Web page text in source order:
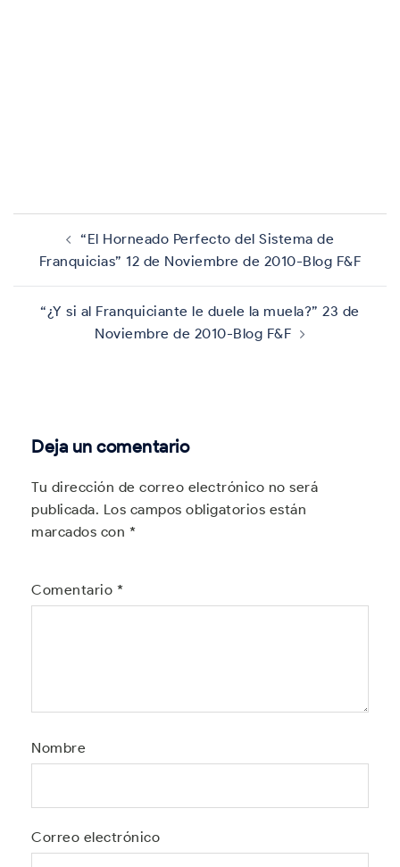
Navegación
entradas
“El Horneado Perfecto del Sistema de
Franquicias” 12 de Noviembre de 2010-Blog F&F
“¿Y si al Franquiciante le duele la muela?” 23 de
Noviembre de 2010-Blog F&F
Deja un comentario
Tu dirección de correo electrónico no será
publicada. Los campos obligatorios están
marcados con *
Comentario *
Nombre
Correo electrónico